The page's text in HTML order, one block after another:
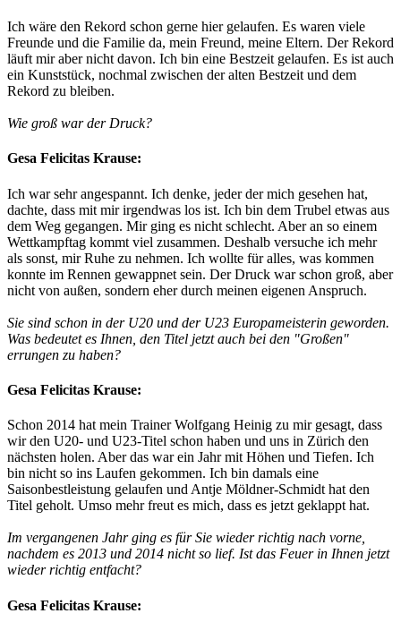
Ich wäre den Rekord schon gerne hier gelaufen. Es waren viele
Freunde und die Familie da, mein Freund, meine Eltern. Der Rekord
läuft mir aber nicht davon. Ich bin eine Bestzeit gelaufen. Es ist auch
ein Kunststück, nochmal zwischen der alten Bestzeit und dem
Rekord zu bleiben.
Wie groß war der Druck?
Gesa Felicitas Krause:
Ich war sehr angespannt. Ich denke, jeder der mich gesehen hat,
dachte, dass mit mir irgendwas los ist. Ich bin dem Trubel etwas aus
dem Weg gegangen. Mir ging es nicht schlecht. Aber an so einem
Wettkampftag kommt viel zusammen. Deshalb versuche ich mehr
als sonst, mir Ruhe zu nehmen. Ich wollte für alles, was kommen
konnte im Rennen gewappnet sein. Der Druck war schon groß, aber
nicht von außen, sondern eher durch meinen eigenen Anspruch.
Sie sind schon in der U20 und der U23 Europameisterin geworden.
Was bedeutet es Ihnen, den Titel jetzt auch bei den "Großen"
errungen zu haben?
Gesa Felicitas Krause:
Schon 2014 hat mein Trainer Wolfgang Heinig zu mir gesagt, dass
wir den U20- und U23-Titel schon haben und uns in Zürich den
nächsten holen. Aber das war ein Jahr mit Höhen und Tiefen. Ich
bin nicht so ins Laufen gekommen. Ich bin damals eine
Saisonbestleistung gelaufen und Antje Möldner-Schmidt hat den
Titel geholt. Umso mehr freut es mich, dass es jetzt geklappt hat.
Im vergangenen Jahr ging es für Sie wieder richtig nach vorne,
nachdem es 2013 und 2014 nicht so lief. Ist das Feuer in Ihnen jetzt
wieder richtig entfacht?
Gesa Felicitas Krause: